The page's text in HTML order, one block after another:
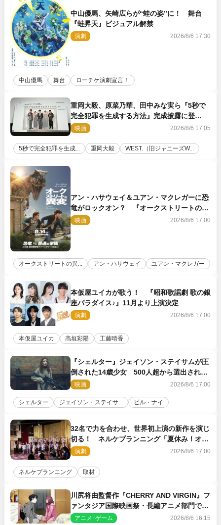
中山優馬、矢崎広らが“蛙の姿”に！ 舞台
『蛙昇天』ビジュアル解禁
演劇 2026/8/6 17:30
中山優馬 舞台 ローチケ演劇宣言！
重岡大毅、原菜乃華、田中みな実ら『5秒で
完全犯罪を生成する方法』完成披露に登
壇！ それぞれのAI活用術も発表
映画 2026/8/6 17:05
5秒で完全犯罪を生成... 重岡大毅 WEST.（旧ジャニーズW...
アン・ハサウェイ＆ユアン・マクレガーに恐
竜がロックオン？ 『オークストリートの異
変』新ビジュアル＆本編映像初解禁
映画 2026/8/6 17:00
オークストリートの異... アン・ハサウェイ ユアン・マクレガー
本仮屋ユイカが歌う！ 『昭和歌謡劇 歌の銀
座パラダイス♪』11月より上演決定
演劇 2026/8/6 17:00
本仮屋ユイカ 高垣彩陽 工藤晴香
『シェルター』ジェイソン・ステイサムが圧
倒された14歳少女 500人超から選出された
新鋭ボディ・レイ・ブレスナックとは
映画 2026/8/6 17:00
シェルター ジェイソン・ステイサ... ビル・ナイ
32名で力を合わせ、世界初上演の新作を演じ
切る！ ネルケプランニング「夏休み！オ
ン・ワークショップ2026」レポート【最終
日】
演劇 2026/8/6 17:00
ネルケプランニング 取材
川尻将由監督作『CHERRY AND VIRGIN』フ
ァンタジア国際映画祭・長編アニメ部門で観
客賞・金賞受賞！
アニメ･ゲーム 2026/8/6 16:15